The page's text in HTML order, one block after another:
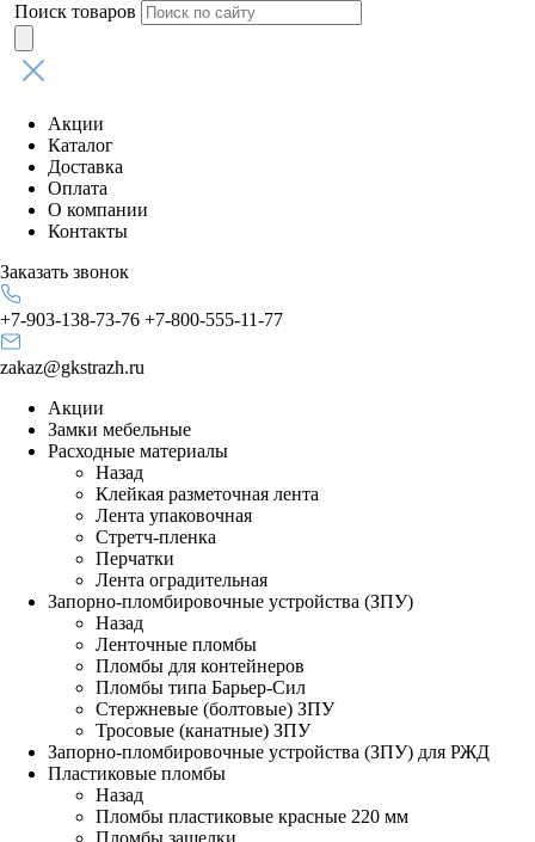
Поиск товаров
Акции
Каталог
Доставка
Оплата
О компании
Контакты
Заказать звонок
+7-903-138-73-76 +7-800-555-11-77
zakaz@gkstrazh.ru
Акции
Замки мебельные
Расходные материалы
Назад
Клейкая разметочная лента
Лента упаковочная
Стретч-пленка
Перчатки
Лента оградительная
Запорно-пломбировочные устройства (ЗПУ)
Назад
Ленточные пломбы
Пломбы для контейнеров
Пломбы типа Барьер-Сил
Стержневые (болтовые) ЗПУ
Тросовые (канатные) ЗПУ
Запорно-пломбировочные устройства (ЗПУ) для РЖД
Пластиковые пломбы
Назад
Пломбы пластиковые красные 220 мм
Пломбы защелки